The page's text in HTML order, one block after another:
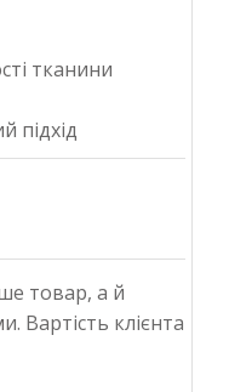
тканини
підхід
товар, а й
Вартість клієнта